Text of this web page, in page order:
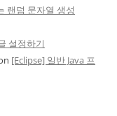
랜덤 문자열 생성
설정하기
[Eclipse] 일반 Java 프